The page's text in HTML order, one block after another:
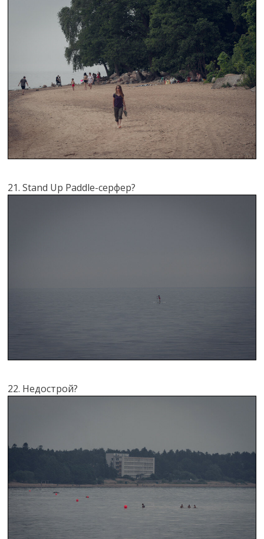
21. Stand Up Paddle-серфер?
22. Недострой?